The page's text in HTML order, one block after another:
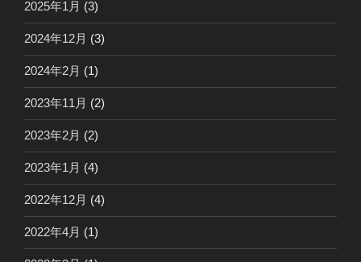
2025年1月 (3)
2024年12月 (3)
2024年2月 (1)
2023年11月 (2)
2023年2月 (2)
2023年1月 (4)
2022年12月 (4)
2022年4月 (1)